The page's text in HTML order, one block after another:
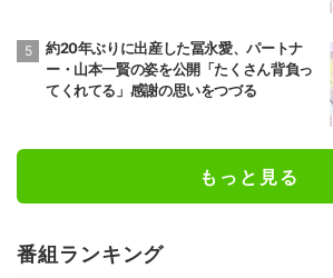
約20年ぶりに出産した冨永愛、パートナ
ー・山本一賢の姿を公開「たくさん背負っ
てくれてる」感謝の思いをつづる
もっと見る
番組ランキング